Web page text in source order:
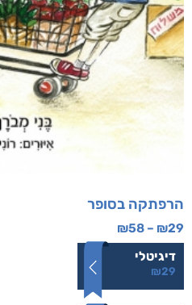
הרפתקה בסופר
₪29
–
₪58
דיגיטלי
₪29